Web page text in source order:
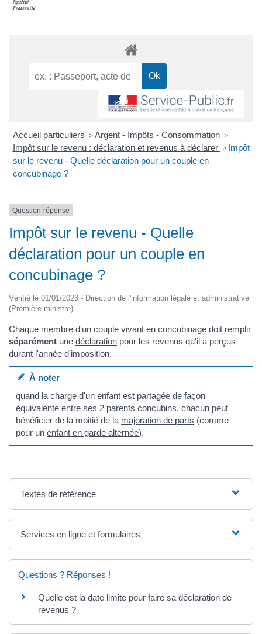
Accueil particuliers > Argent - Impôts - Consommation >
Impôt sur le revenu : déclaration et revenus à déclarer > Impôt
sur le revenu - Quelle déclaration pour un couple en
concubinage ?
Question-réponse
Impôt sur le revenu - Quelle
déclaration pour un couple en
concubinage ?
Vérifié le 01/01/2023 - Direction de l'information légale et administrative
(Première ministre)
Chaque membre d'un couple vivant en concubinage doit remplir
séparément une déclaration pour les revenus qu'il a perçus
durant l'année d'imposition.
À noter
quand la charge d'un enfant est partagée de façon
équivalente entre ses 2 parents concubins, chacun peut
bénéficier de la moitié de la majoration de parts (comme
pour unenfant en garde alternée).
Textes de référence
Services en ligne et formulaires
Questions ? Réponses !
Quelle est la date limite pour faire sa déclaration de
revenus ?